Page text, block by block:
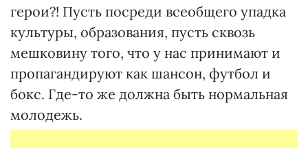
герои?! Пусть посреди всеобщего упадка
культуры, образования, пусть сквозь
мешковину того, что у нас принимают и
пропагандируют как шансон, футбол и
бокс. Где-то же должна быть нормальная
молодежь.